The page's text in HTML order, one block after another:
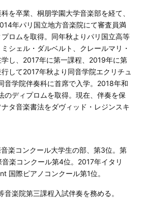
を卒業、桐朋学園大学音楽部を経て、
年パリ国立地方音楽院にて審査員満
ロムを取得。同年秋よりパリ国立高等
シェル・ダルベルト、クレールマリ・
し、2017年に第一課程、2019年に第
して2017年秋より同音学院エクリチュ
音学院伴奏科に首席で入学。2018年和
のディプロムを取得。現在、伴奏を保
タ音楽書法をダヴィッド・レジンスキ
楽コンクール大学生の部、第3位。第
楽コンクール第4位。2017年イタリ
国際ピアノコンクール第1位。
楽院第三課程入試伴奏を務める。